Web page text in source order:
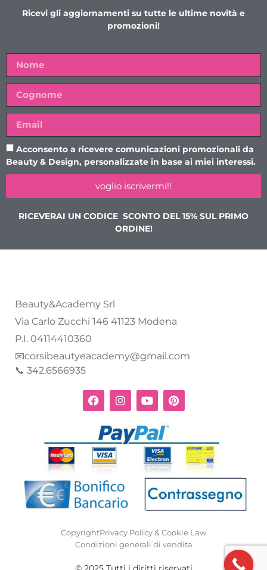
Ricevi gli aggiornamenti su tutte le ultime novità e
promozioni!
Acconsento a ricevere comunicazioni promozionali da
Beauty & Design, personalizzate in base ai miei interessi.
voglio iscrivermi!!
RICEVERAI UN CODICE SCONTO DEL 15% SUL PRIMO
ORDINE!
Beauty&Academy Srl
Via Carlo Zucchi 146 41123 Modena
P.I. 04114410360
📧corsibeautyeacademy@gmail.com
📞 342.6566935
CopyrightPrivacy Policy & Cookie Law
Condizioni generali di vendita